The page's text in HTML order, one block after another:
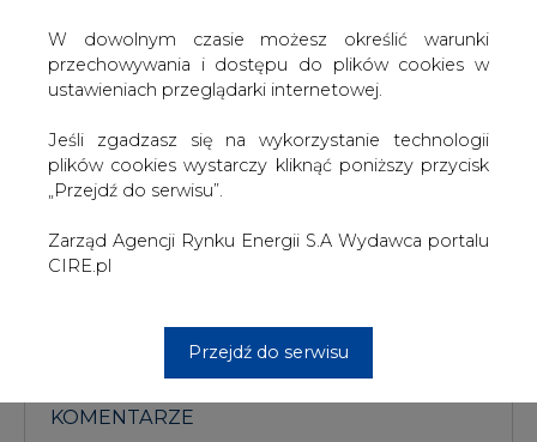
W dowolnym czasie możesz określić warunki
przechowywania i dostępu do plików cookies w
ustawieniach przeglądarki internetowej.
Jeśli zgadzasz się na wykorzystanie technologii
plików cookies wystarczy kliknąć poniższy przycisk
„Przejdź do serwisu”.
Zarząd Agencji Rynku Energii S.A Wydawca portalu
CIRE.pl
Przejdź do serwisu
- Obecnie monterzy w zakładach energetycznych za
ujawnienie pajęczarzy otrzymują godziwe premie -
twierdzi Krzysztof Konaszewski ze Stoenu.
rozpoczną specjalistyczne firmy, wynagradzane
prowizyjami za ujawnienie i windykacje należności.
Artykuł powstał bez wsparcia narzędzi sztucznej inteligencji.
KOMENTARZE